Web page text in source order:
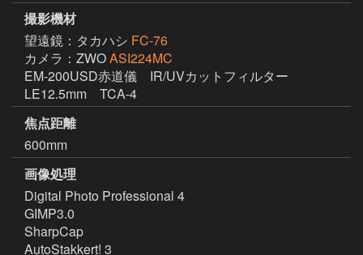
撮影機材
望遠鏡：タカハシ FC-76
カメラ：ZWOASI224MC
EM-200USD赤道儀　IR/UVカットフィルター
LE12.5mm　TCA-4
焦点距離
600mm
画像処理
Digital Photo Professional 4
GIMP3.0
SharpCap
AutoStakkert! 3